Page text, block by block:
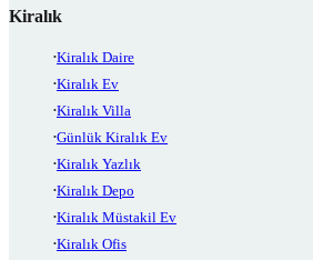
Kiralık
Kiralık Daire
Kiralık Ev
Kiralık Villa
Günlük Kiralık Ev
Kiralık Yazlık
Kiralık Depo
Kiralık Müstakil Ev
Kiralık Ofis